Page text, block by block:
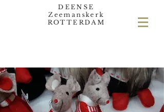
DEENSE
Zeemanskerk
ROTTERDAM